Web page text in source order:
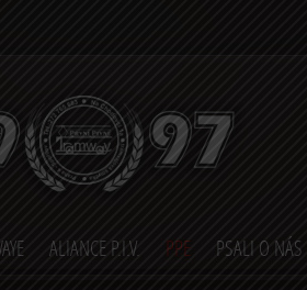
ALIANCE P.I.V. PPE PSALI O NÁS